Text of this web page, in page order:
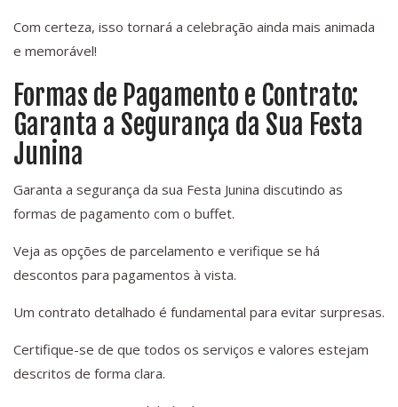
Com certeza, isso tornará a celebração ainda mais animada
e memorável!
Formas de Pagamento e Contrato:
Garanta a Segurança da Sua Festa
Junina
Garanta a segurança da sua Festa Junina discutindo as
formas de pagamento com o buffet.
Veja as opções de parcelamento e verifique se há
descontos para pagamentos à vista.
Um contrato detalhado é fundamental para evitar surpresas.
Certifique-se de que todos os serviços e valores estejam
descritos de forma clara.